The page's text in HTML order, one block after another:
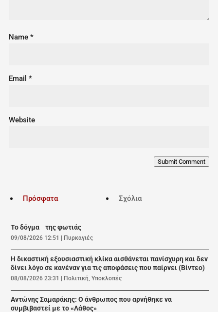
Name *
Email *
Website
Submit Comment
Πρόσφατα Σχόλια
Το δόγμα της φωτιάς
09/08/2026 12:51 Πυρκαγιές
Η δικαστική εξουσιαστική κλίκα αισθάνεται πανίσχυρη και δεν
δίνει λόγο σε κανέναν για τις αποφάσεις που παίρνει (Βίντεο)
08/08/2026 23:31 Πολιτική,Υποκλοπές
Αντώνης Σαμαράκης: Ο άνθρωπος που αρνήθηκε να
συμβιβαστεί με το «Λάθος»